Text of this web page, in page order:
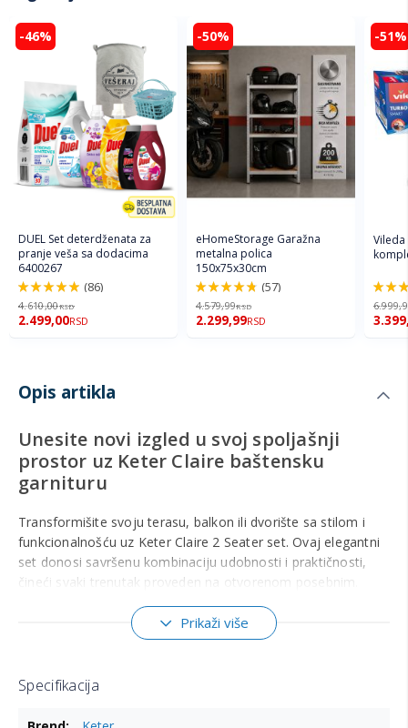
-46%
DUEL Set deterdženata za
pranje veša sa dodacima
6400267
98%
(86)
4.610,00RSD
2.499,00RSD
-50%
eHomeStorage Garažna
metalna polica
150x75x30cm
96%
(57)
4.579,99RSD
2.299,99RSD
-51%
92%
Opis artikla
Unesite novi izgled u svoj spoljašnji
prostor uz Keter Claire baštensku
garnituru
Transformišite svoju terasu, balkon ili dvorište sa stilom i
funkcionalnošću uz Keter Claire 2 Seater set. Ovaj elegantni
set donosi savršenu kombinaciju udobnosti i praktičnosti,
čineći svaki trenutak proveden na otvorenom posebnim.
Udobnost i praktičnost u jednom
Uživajte u maksimalnom komforu zahvaljujući udobnim
pružaju dodatnu udobnost, već se mogu lako odložiti u box
urednost i zaštitu jastuka od vremenskih uslova, čineći vaš
Prikaži više
Specifikacija